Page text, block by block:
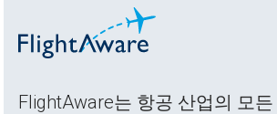
FlightAware는 항공 산업의 모